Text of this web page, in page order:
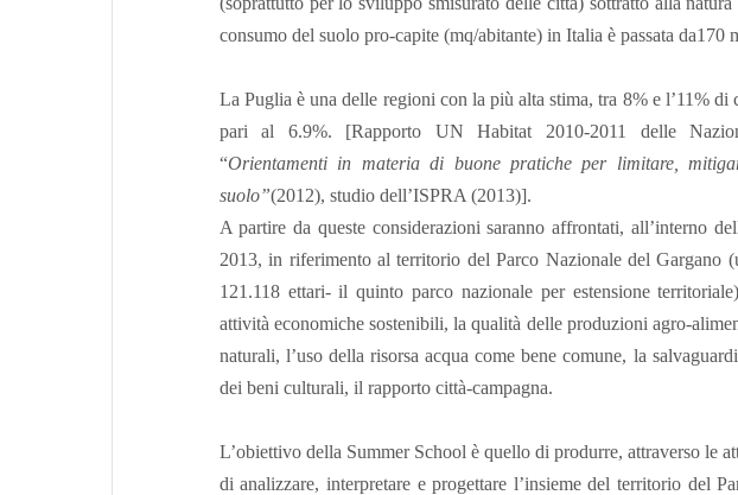
consumo del suolo pro-capite (mq/abitante) in Italia è passata da170
La Puglia è una delle regioni con la più alta stima, tra 8% e l’11%
pari al 6.9%. [Rapporto UN Habitat 2010-2011 delle
“Orientamenti in materia di buone pratiche per limitare,
suolo”(2012), studio dell’ISPRA (2013)].
A partire da queste considerazioni saranno affrontati, all’interno
2013, in riferimento al territorio del Parco Nazionale del Gargano
121.118 ettari- il quinto parco nazionale per estensione
attività economiche sostenibili, la qualità delle produzioni agro-
naturali, l’uso della risorsa acqua come bene comune, la
dei beni culturali, il rapporto città-campagna.
L’obiettivo della Summer School è quello di produrre, attraverso le
di analizzare, interpretare e progettare l’insieme del territorio del